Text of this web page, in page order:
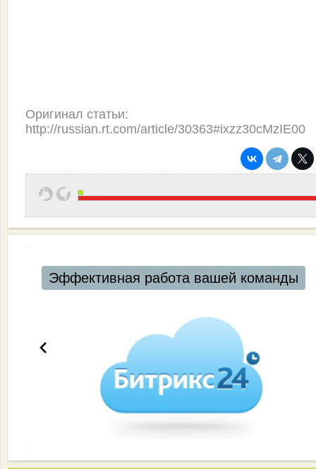
Оригинал статьи:
http://russian.rt.com/article/30363#ixzz30cMzIE00
Автоматизация ресторанов и кафе